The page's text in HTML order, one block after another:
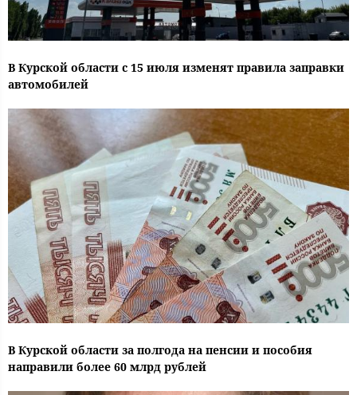
В Курской области с 15 июля изменят правила заправки
автомобилей
В Курской области за полгода на пенсии и пособия
направили более 60 млрд рублей